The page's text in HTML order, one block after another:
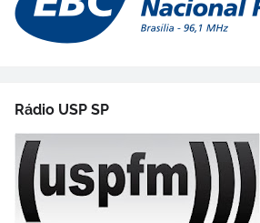
Rádio USP SP